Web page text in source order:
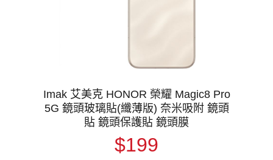
Imak 艾美克 HONOR 榮耀 Magic8 Pro
5G 鏡頭玻璃貼(纖薄版) 奈米吸附 鏡頭
貼 鏡頭保護貼 鏡頭膜
$199